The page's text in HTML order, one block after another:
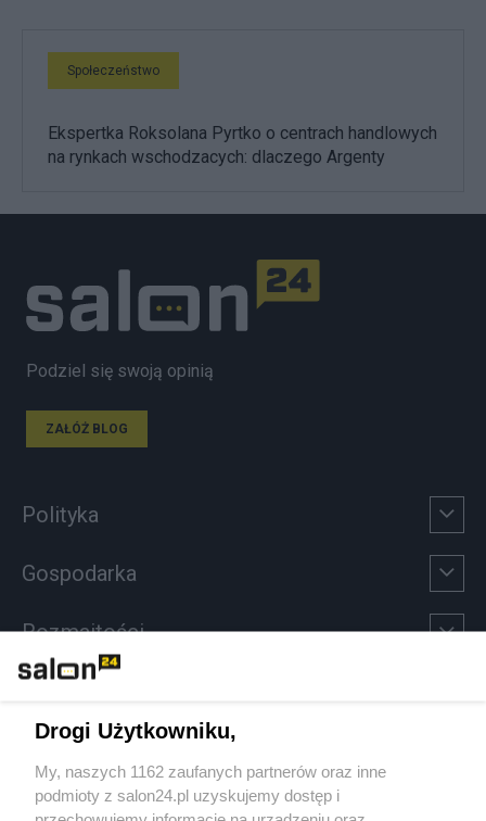
Społeczeństwo
Ekspertka Roksolana Pyrtko o centrach handlowych
na rynkach wschodzacych: dlaczego Argenty
Podziel się swoją opinią
ZAŁÓŻ BLOG
Polityka
Gospodarka
Rozmaitości
Sport
Społeczeństwo
Drogi Użytkowniku,
My, naszych 1162 zaufanych partnerów oraz inne
podmioty z salon24.pl uzyskujemy dostęp i